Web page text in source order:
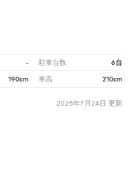
- 駐車台数 6台
190cm 車高 210cm
2026年7月24日 更新